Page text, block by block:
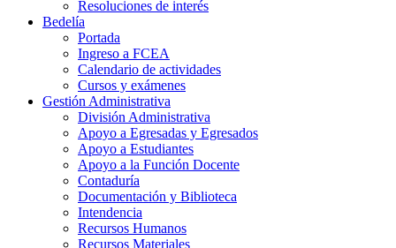
Resoluciones de interés
Bedelía
Portada
Ingreso a FCEA
Calendario de actividades
Cursos y exámenes
Gestión Administrativa
División Administrativa
Apoyo a Egresadas y Egresados
Apoyo a Estudiantes
Apoyo a la Función Docente
Contaduría
Documentación y Biblioteca
Intendencia
Recursos Humanos
Recursos Materiales